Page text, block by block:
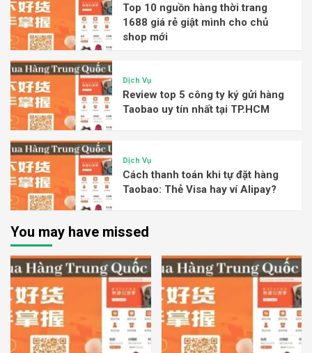
Top 10 nguồn hàng thời trang
1688 giá rẻ giật mình cho chủ
shop mới
Dịch Vụ
Review top 5 công ty ký gửi hàng
Taobao uy tín nhất tại TP.HCM
Dịch Vụ
Cách thanh toán khi tự đặt hàng
Taobao: Thẻ Visa hay ví Alipay?
You may have missed